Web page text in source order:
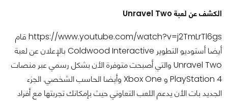
الكشف عن لعبة Unravel Two
https://www.youtube.com/watch?v=j2TmLrTl6gs قام
أيضا أستوديو التطوير Coldwood Interactive بالإعلان عن لعبة
Unravel Two والتي أصبحت متوفرة الأن بشكل رسمي عبر منصات
PlayStation 4 و Xbox One وأيضا الحاسب الشخصي. الجزء
الجديد بات الأن يدعم اللعب التعاوني حيث بإمكانك تجربتها مع أفراد